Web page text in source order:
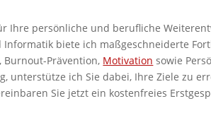
Ihre persönliche und berufliche
biete ich maßgeschneiderte
, Burnout-Prävention, Motivation sowie
unterstütze ich Sie dabei, Ihre Ziele zu
Sie jetzt ein kostenfreies